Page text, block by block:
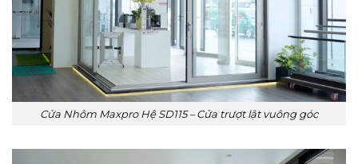
Cửa Nhôm Maxpro Hệ SD115 – Cửa trượt lật vuông góc